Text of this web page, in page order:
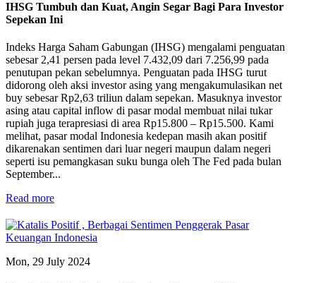
IHSG Tumbuh dan Kuat, Angin Segar Bagi Para Investor
Sepekan Ini
Indeks Harga Saham Gabungan (IHSG) mengalami penguatan
sebesar 2,41 persen pada level 7.432,09 dari 7.256,99 pada
penutupan pekan sebelumnya. Penguatan pada IHSG turut
didorong oleh aksi investor asing yang mengakumulasikan net
buy sebesar Rp2,63 triliun dalam sepekan. Masuknya investor
asing atau capital inflow di pasar modal membuat nilai tukar
rupiah juga terapresiasi di area Rp15.800 – Rp15.500. Kami
melihat, pasar modal Indonesia kedepan masih akan positif
dikarenakan sentimen dari luar negeri maupun dalam negeri
seperti isu pemangkasan suku bunga oleh The Fed pada bulan
September...
Read more
Mon, 29 July 2024